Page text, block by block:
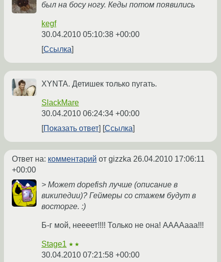
был на босу ногу. Кеды потом появились
kegf
30.04.2010 05:10:38 +00:00
Ссылка
XYNTA. Детишек только пугать.
SlackMare
30.04.2010 06:24:34 +00:00
Показать ответ
Ссылка
Ответ на: комментарий от gizzka 26.04.2010 17:06:11
+00:00
> Может dopefish лучше (описание в
википедии)? Геймеры со стажем будут в
восторге. :)
Б-г мой, неееет!!!! Только не она! ААААааа!!!
Stage1 ★★
30.04.2010 07:21:58 +00:00